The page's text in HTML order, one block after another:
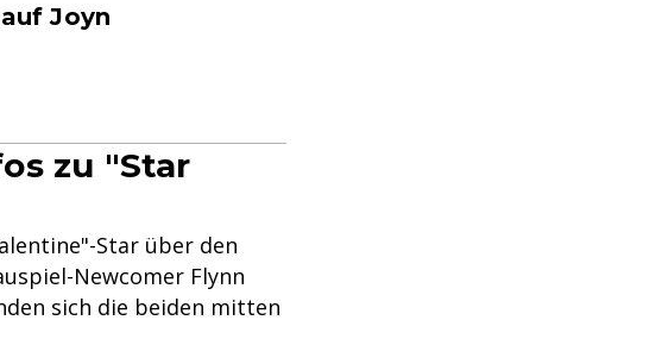
Joyn
zu "Star
Star über den
Newcomer Flynn
sich die beiden mitten